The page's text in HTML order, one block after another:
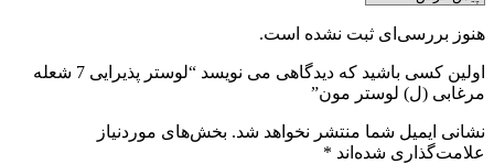
هنوز بررسی‌ای ثبت نشده است.
اولین کسی باشید که دیدگاهی می نویسد “لوستر پذیرایی 7 شعله
مرغابی (ل) لوستر مون”
نشانی ایمیل شما منتشر نخواهد شد. بخش‌های موردنیاز
علامت‌گذاری شده‌اند *